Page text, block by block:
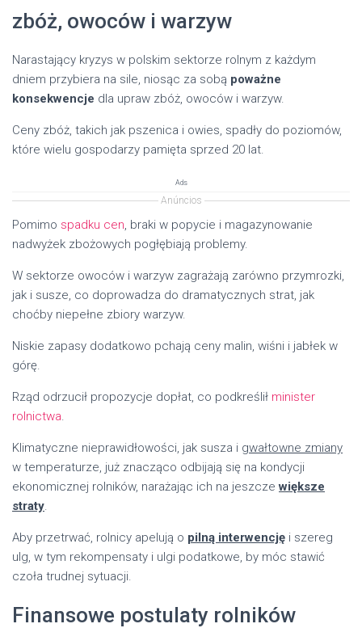
zbóż, owoców i warzyw
Narastający kryzys w polskim sektorze rolnym z każdym
dniem przybiera na sile, niosąc za sobą poważne
konsekwencje dla upraw zbóż, owoców i warzyw.
Ceny zbóż, takich jak pszenica i owies, spadły do poziomów,
które wielu gospodarzy pamięta sprzed 20 lat.
Ads
Anúncios
Pomimo spadku cen, braki w popycie i magazynowanie
nadwyżek zbożowych pogłębiają problemy.
W sektorze owoców i warzyw zagrażają zarówno przymrozki,
jak i susze, co doprowadza do dramatycznych strat, jak
choćby niepełne zbiory warzyw.
Niskie zapasy dodatkowo pchają ceny malin, wiśni i jabłek w
górę.
Rząd odrzucił propozycje dopłat, co podkreślił minister
rolnictwa.
Klimatyczne nieprawidłowości, jak susza i gwałtowne zmiany
w temperaturze, już znacząco odbijają się na kondycji
ekonomicznej rolników, narażając ich na jeszczewiększe
straty.
Aby przetrwać, rolnicy apelują o pilną interwencję i szereg
ulg, w tym rekompensaty i ulgi podatkowe, by móc stawić
czoła trudnej sytuacji.
Finansowe postulaty rolników